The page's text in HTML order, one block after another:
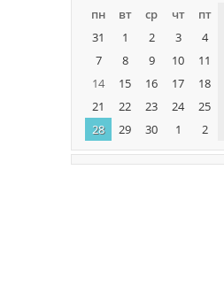
пн
вт ср чт пт
31
1 2 3 4
7
8 9 10 11
14
15 16 17 18
21
22 23 24 25
28
29 30 1 2